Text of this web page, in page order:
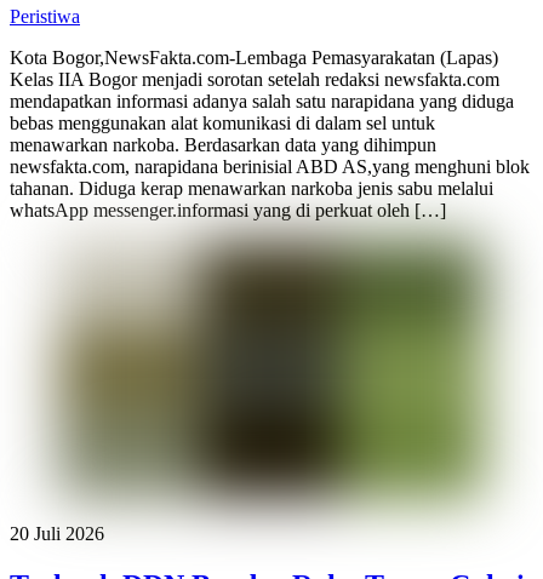
Peristiwa
Kota Bogor,NewsFakta.com-Lembaga Pemasyarakatan (Lapas)
Kelas IIA Bogor menjadi sorotan setelah redaksi newsfakta.com
mendapatkan informasi adanya salah satu narapidana yang diduga
bebas menggunakan alat komunikasi di dalam sel untuk
menawarkan narkoba. Berdasarkan data yang dihimpun
newsfakta.com, narapidana berinisial ABD AS,yang menghuni blok
tahanan. Diduga kerap menawarkan narkoba jenis sabu melalui
whatsApp messenger.informasi yang di perkuat oleh […]
20 Juli 2026